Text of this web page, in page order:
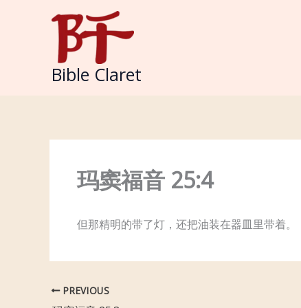
Bible Claret
玛窦福音 25:4
但那精明的带了灯，还把油装在器皿里带着。
PREVIOUS